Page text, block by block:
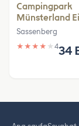
Campingpark
Münsterland
Sassenberg
★ ★ ★ ★ ★ 434